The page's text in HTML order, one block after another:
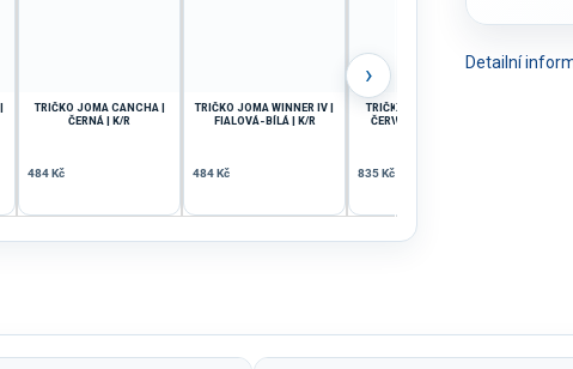
TRIČKO JOMA CANCHA |
ČERNÁ | K/R
484 Kč
TRIČKO JOMA WINNER IV |
FIALOVÁ-BÍLÁ | K/R
484 Kč
TRIČKO JOMA TIGER VI |
ČERVENÁ-ČERNÁ | K/R
835 Kč
› Detailní